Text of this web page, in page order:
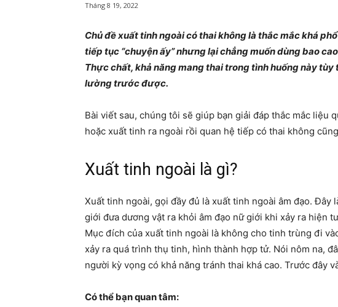
Tháng 8 19, 2022
Chủ đề xuất tinh ngoài có thai không là thắc mắc khá
tiếp tục “chuyện ấy” nhưng lại chẳng muốn dùng bao
Thực chất, khả năng mang thai trong tình huống này tùy
lường trước được.
Bài viết sau, chúng tôi sẽ giúp bạn giải đáp thắc mắc liệu
hoặc xuất tinh ra ngoài rồi quan hệ tiếp có thai không
Xuất tinh ngoài là gì?
Xuất tinh ngoài, gọi đầy đủ là xuất tinh ngoài âm đạo. Đây
giới đưa dương vật ra khỏi âm đạo nữ giới khi xảy ra hiện
Mục đích của xuất tinh ngoài là không cho tinh trùng đi
xảy ra quá trình thụ tinh, hình thành hợp tử. Nói nôm na,
người kỳ vọng có khả năng tránh thai khá cao. Trước đây
Có thể bạn quan tâm: